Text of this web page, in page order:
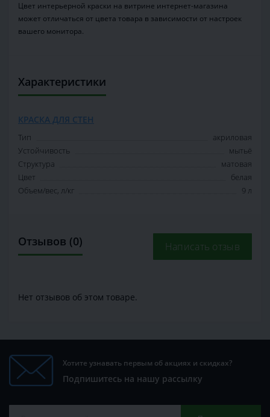
Цвет интерьерной краски на витрине интернет-магазина
может отличаться от цвета товара в зависимости от настроек
вашего монитора.
Характеристики
КРАСКА ДЛЯ СТЕН
Тип
акриловая
Устойчивость
мытьё
Структура
матовая
Цвет
белая
Объем/вес, л/кг
9 л
Отзывов (0) Написать отзыв
Нет отзывов об этом товаре.
Хотите узнавать первым об акциях и скидках?
Подпишитесь на нашу рассылку